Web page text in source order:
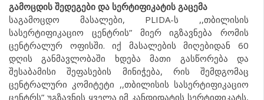
გამოცდის შედეგები და სერტიფიკატის გაცემა
საგამოცდო მასალები, PLIDA-ს ,,თბილისის
სასერტიფიკაციო ცენტრის” მიერ იგზავნება რომის
ცენტრალურ ოფისში. იქ მასალების მიღებიდან 60
დღის განმავლობაში ხდება მათი გასწორება და
შესაბამისი შეფასების მინიჭება, რის შემდგომაც
ცენტრალური კომიტეტი ,,თბილისის სასერტიფიკაციო
ცენტრს” უგზავნის ყველა იმ კანდიდატის სერტიფიკატს,